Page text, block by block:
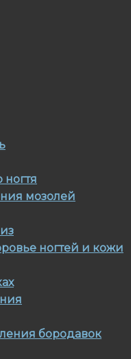
мозолей
ногтей и кожи
бородавок